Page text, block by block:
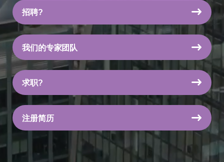
招聘?
我们的专家团队
求职?
注册简历